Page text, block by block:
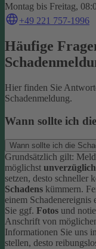
Montag bis Freitag,
+49 221 757-1996
Häufige
Hier finden Sie
Schadenmeldung.
Wann sollte ich
Wann sollte ich die
Grundsätzlich gilt:
möglichst unverzüglich
setzen, desto schneller
Schadens kümmern.
einem Schadenereignis
Sie ggf. Fotos und
Anschrift von
Informationen Sie uns
stellen, desto